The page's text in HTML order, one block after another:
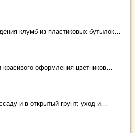
клумб из пластиковых бутылок…
красивого оформления цветников…
и в открытый грунт: уход и…